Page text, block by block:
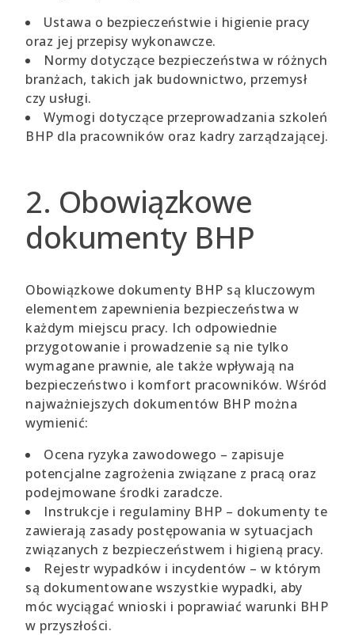
Ustawa o bezpieczeństwie i higienie pracy
oraz jej przepisy wykonawcze.
Normy dotyczące bezpieczeństwa w różnych
branżach, takich jak budownictwo, przemysł
czy usługi.
Wymogi dotyczące przeprowadzania szkoleń
BHP dla pracowników oraz kadry zarządzającej.
2. Obowiązkowe
dokumenty BHP
Obowiązkowe dokumenty BHP są kluczowym
elementem zapewnienia bezpieczeństwa w
każdym miejscu pracy. Ich odpowiednie
przygotowanie i prowadzenie są nie tylko
wymagane prawnie, ale także wpływają na
bezpieczeństwo i komfort pracowników. Wśród
najważniejszych dokumentów BHP można
wymienić:
Ocena ryzyka zawodowego – zapisuje
potencjalne zagrożenia związane z pracą oraz
podejmowane środki zaradcze.
Instrukcje i regulaminy BHP – dokumenty te
zawierają zasady postępowania w sytuacjach
związanych z bezpieczeństwem i higieną pracy.
Rejestr wypadków i incydentów – w którym
są dokumentowane wszystkie wypadki, aby
móc wyciągać wnioski i poprawiać warunki BHP
w przyszłości.